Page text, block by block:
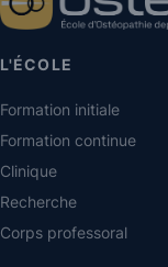
L'ÉCOLE
Formation initiale
Formation continue
Clinique
Recherche
Corps professoral